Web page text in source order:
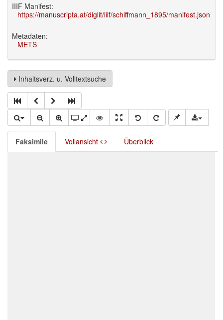
IIIF Manifest:
https://manuscripta.at/diglit/iiif/schiffmann_1895/manifest.json
Metadaten:
METS
Inhaltsverz. u. Volltextsuche
Faksimile Vollansicht Überblick